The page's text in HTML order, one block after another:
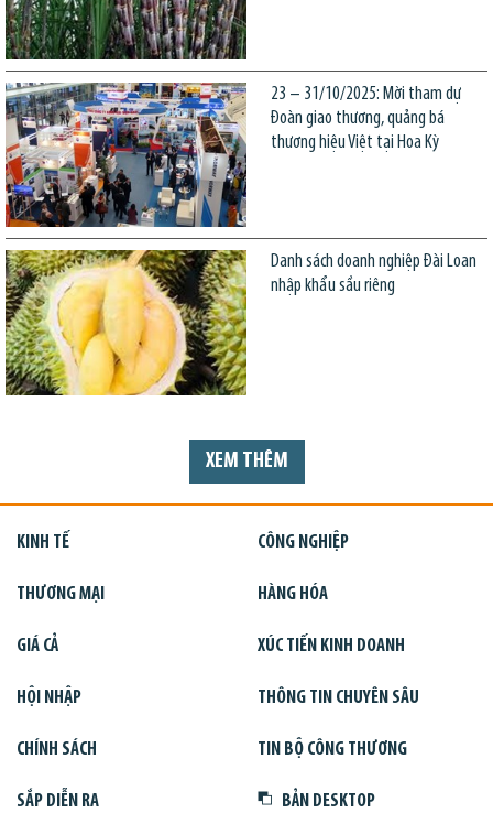
23 – 31/10/2025: Mời tham dự
Đoàn giao thương, quảng bá
thương hiệu Việt tại Hoa Kỳ
Danh sách doanh nghiệp Đài Loan
nhập khẩu sầu riêng
XEM THÊM
KINH TẾ CÔNG NGHIỆP
THƯƠNG MẠI HÀNG HÓA
GIÁ CẢ XÚC TIẾN KINH DOANH
HỘI NHẬP THÔNG TIN CHUYÊN SÂU
CHÍNH SÁCH TIN BỘ CÔNG THƯƠNG
SẮP DIỄN RA BẢN DESKTOP